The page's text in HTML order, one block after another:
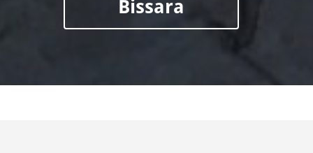
Bissara